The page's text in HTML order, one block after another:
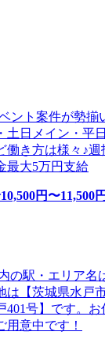
ント案件が勢揃
日メイン・平
働き方は様々♪
最大5万円支給
10,500円〜11,500円
の駅・エリア名
は【茨城県水戸
号】です。お
意中です！